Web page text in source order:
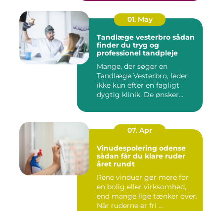
01. May
Tandlæge vesterbro sådan
finder du tryg og
professionel tandpleje
Mange, der søger en
Tandlæge Vesterbro, leder
ikke kun efter en fagligt
dygtig klinik. De ønsker
07. Apr
Vinudespolering odense
sådan får du klare ruder
året rundt
Rene vinduer gør mere for
en bolig eller virksomhed,
end mange lige tænker over.
Når ruderne er fri ...